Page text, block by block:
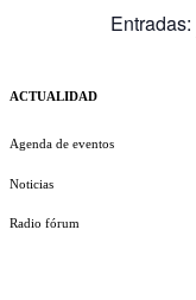
Entradas:
ACTUALIDAD
Agenda de eventos
Noticias
Radio fórum